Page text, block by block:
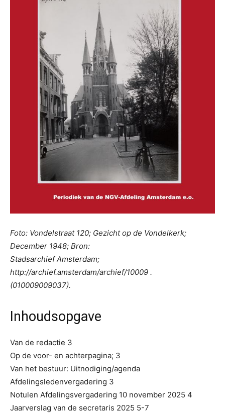
Foto: Vondelstraat 120; Gezicht op de Vondelkerk;
December 1948; Bron:
Stadsarchief Amsterdam;
http://archief.amsterdam/archief/10009 .
(010009009037).
Inhoudsopgave
Van de redactie 3
Op de voor- en achterpagina; 3
Van het bestuur: Uitnodiging/agenda
Afdelingsledenvergadering 3
Notulen Afdelingsvergadering 10 november 2025 4
Jaarverslag van de secretaris 2025 5-7